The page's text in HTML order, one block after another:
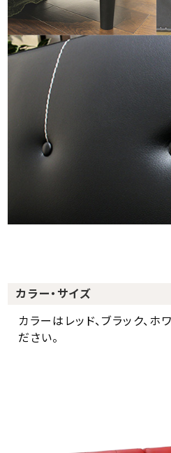
カラー・サイズ
カラーはレッド、ブラック、
ださい。